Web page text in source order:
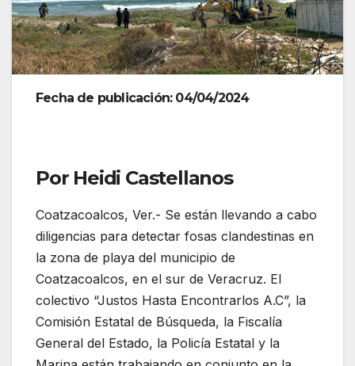
Fecha de publicación: 04/04/2024
Por Heidi Castellanos
Coatzacoalcos, Ver.- Se están llevando a cabo
diligencias para detectar fosas clandestinas en
la zona de playa del municipio de
Coatzacoalcos, en el sur de Veracruz. El
colectivo “Justos Hasta Encontrarlos A.C”, la
Comisión Estatal de Búsqueda, la Fiscalía
General del Estado, la Policía Estatal y la